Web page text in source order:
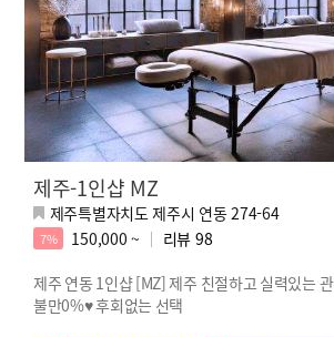
제주-1인샵 MZ
제주특별자치도 제주시 연동 274-64
7% 150,000 ~ 리뷰 98
제주 연동 1인샵 [MZ] 제주 친절하고 실력있는
불만0%♥ 후회없는 선택